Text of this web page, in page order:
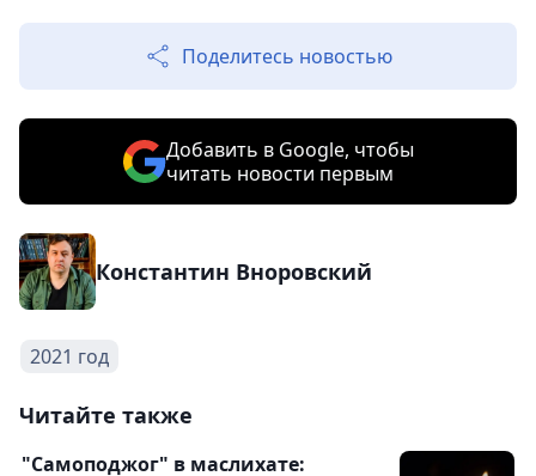
Поделитесь новостью
Добавить в Google, чтобы
читать новости первым
Константин Вноровский
2021 год
Читайте также
"Самоподжог" в маслихате: